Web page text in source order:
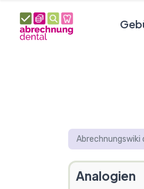
Analogien